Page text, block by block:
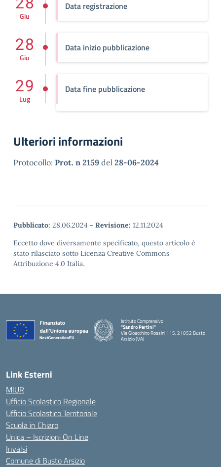
Data registrazione
Giu
Data inizio pubblicazione
28
Giu
Data fine pubblicazione
29
Lug
Ulteriori informazioni
Protocollo: Prot. n 2159 del 28-06-2024
Pubblicato: 28.06.2024 - Revisione: 12.11.2024
Eccetto dove diversamente specificato, questo articolo è
stato rilasciato sotto Licenza Creative Commons
Attribuzione 4.0 Italia.
Istituto Comprensivo
"Sandro Pertini"
Via Gioacchino Rossini 115, 21052 Busto
Arsizio (VA)
Link Esterni
MIUR
Ufficio Scolastico Regionale
Ufficio Scolastico Territoriale
Scuola in Chiaro
Unica – Iscrizioni On Line
Invalsi
Comune di Busto Arsizio